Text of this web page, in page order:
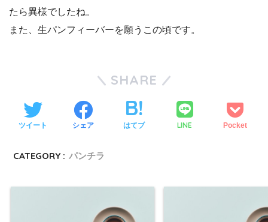
たら異様でしたね。
また、生パンフィーバーを願うこの頃です。
SHARE
ツイート シェア はてブ LINE Pocket
CATEGORY : パンチラ